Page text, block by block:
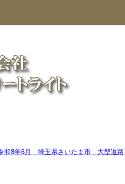
和8年6月 埼玉県さいたま市 大型道路